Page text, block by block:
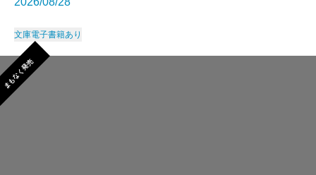
文庫電子書籍あり
まもなく発売